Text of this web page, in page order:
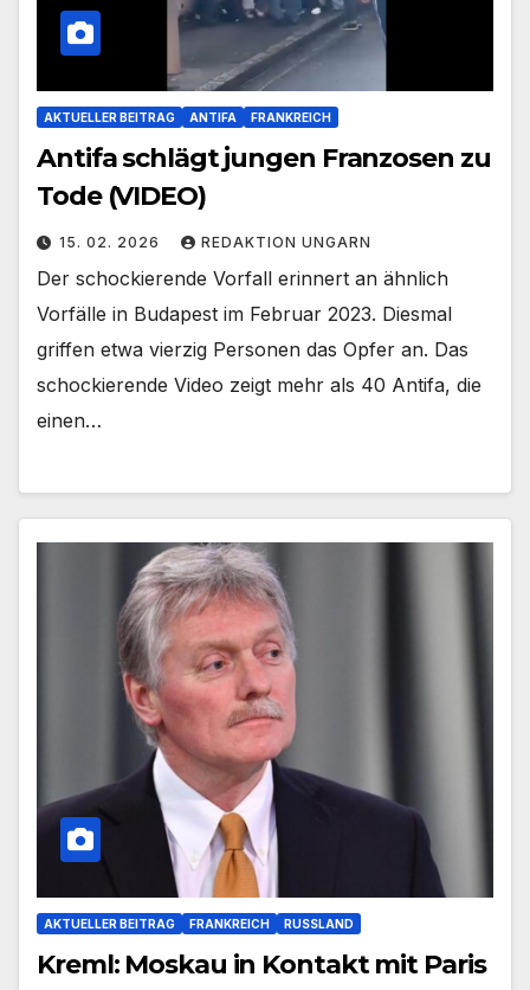
AKTUELLER BEITRAG ANTIFA FRANKREICH
Antifa schlägt jungen Franzosen zu
Tode (VIDEO)
15. 02. 2026 REDAKTION UNGARN
Der schockierende Vorfall erinnert an ähnlich
Vorfälle in Budapest im Februar 2023. Diesmal
griffen etwa vierzig Personen das Opfer an. Das
schockierende Video zeigt mehr als 40 Antifa, die
einen…
AKTUELLER BEITRAG FRANKREICH RUSSLAND
Kreml: Moskau in Kontakt mit Paris